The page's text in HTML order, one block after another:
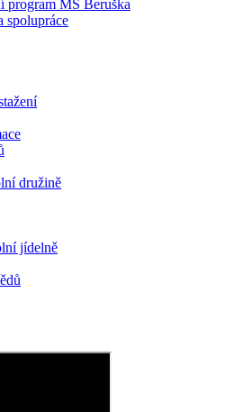
program MŠ Beruška
spolupráce
družině
jídelně